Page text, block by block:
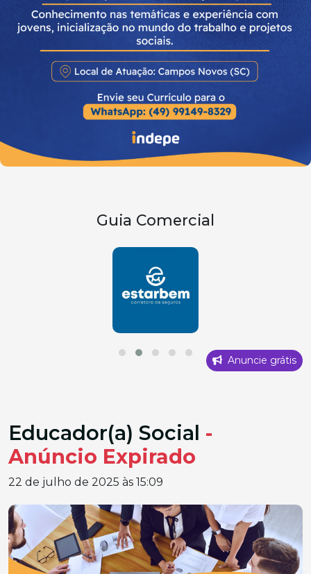
Guia Comercial
Anuncie grátis
Educador(a) Social -
Anúncio Expirado
22 de julho de 2025 às 15:09